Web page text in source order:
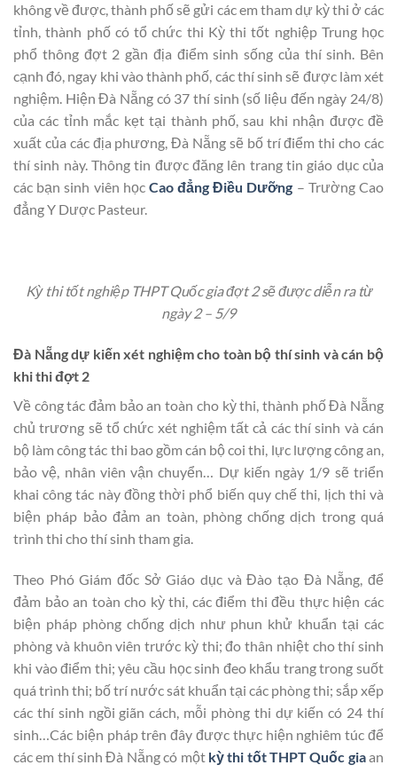
không về được, thành phố sẽ gửi các em tham dự kỳ thi ở các
tỉnh, thành phố có tổ chức thi Kỳ thi tốt nghiệp Trung học
phổ thông đợt 2 gần địa điểm sinh sống của thí sinh. Bên
cạnh đó, ngay khi vào thành phố, các thí sinh sẽ được làm xét
nghiệm. Hiện Đà Nẵng có 37 thí sinh (số liệu đến ngày 24/8)
của các tỉnh mắc kẹt tại thành phố, sau khi nhận được đề
xuất của các địa phương, Đà Nẵng sẽ bố trí điểm thi cho các
thí sinh này. Thông tin được đăng lên trang tin giáo dục của
các bạn sinh viên học Cao đẳng Điều Dưỡng – Trường Cao
đẳng Y Dược Pasteur.
Kỳ thi tốt nghiệp THPT Quốc gia đợt 2 sẽ được diễn ra từ
ngày 2 – 5/9
Đà Nẵng dự kiến xét nghiệm cho toàn bộ thí sinh và cán bộ
khi thi đợt 2
Về công tác đảm bảo an toàn cho kỳ thi, thành phố Đà Nẵng
chủ trương sẽ tổ chức xét nghiệm tất cả các thí sinh và cán
bộ làm công tác thi bao gồm cán bộ coi thi, lực lượng công an,
bảo vệ, nhân viên vận chuyển… Dự kiến ngày 1/9 sẽ triển
khai công tác này đồng thời phổ biến quy chế thi, lịch thi và
biện pháp bảo đảm an toàn, phòng chống dịch trong quá
trình thi cho thí sinh tham gia.
Theo Phó Giám đốc Sở Giáo dục và Đào tạo Đà Nẵng, để
đảm bảo an toàn cho kỳ thi, các điểm thi đều thực hiện các
biện pháp phòng chống dịch như phun khử khuẩn tại các
phòng và khuôn viên trước kỳ thi; đo thân nhiệt cho thí sinh
khi vào điểm thi; yêu cầu học sinh đeo khẩu trang trong suốt
quá trình thi; bố trí nước sát khuẩn tại các phòng thi; sắp xếp
các thí sinh ngồi giãn cách, mỗi phòng thi dự kiến có 24 thí
sinh…Các biện pháp trên đây được thực hiện nghiêm túc để
các em thí sinh Đà Nẵng có một kỳ thi tốt THPT Quốc giaan